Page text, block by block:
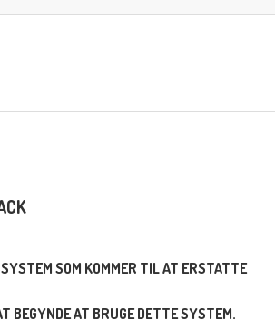
SOM KOMMER TIL AT ERSTATTE
BEGYNDE AT BRUGE DETTE SYSTEM.